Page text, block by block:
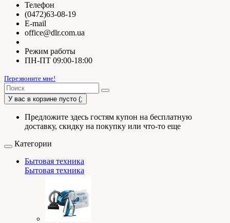
Телефон
(0472)63-08-19
E-mail
office@dlr.com.ua
Режим работы
ПН-ПТ 09:00-18:00
Перезвоните мне!
У вас в корзине пусто (;
Предложите здесь гостям купон на бесплатную
доставку, скидку на покупку или что-то еще
Категории
Бытовая техника
Бытовая техника